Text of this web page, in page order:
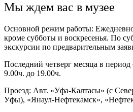
Мы ждем вас в музее
Основной режим работы:
кроме субботы и воскресенья. По
экскурсии по предварительным
Последний четверг месяца в период
9.00ч. до 19.00ч.
Проезд: Авт. «Уфа-Калтасы» (с
Уфы), «Янаул-Нефтекамск»,